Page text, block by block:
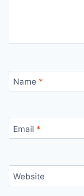
Name *
Email *
Website